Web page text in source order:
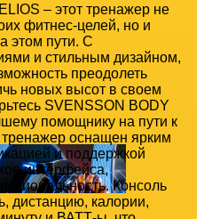
– этот тренажер не
фитнес-целей, но и
этом пути. С
и стильным дизайном,
преодолеть
новых высот в своем
SVENSSON BODY
помощнику на пути к
оснащен ярким
и поддержкой
интерфейса,
Консоль
дистанцию, калории,